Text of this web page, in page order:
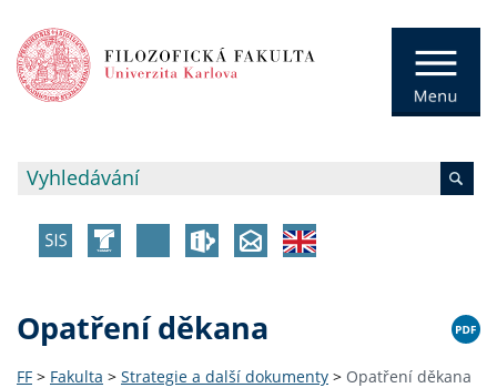
Opatření děkana
FF > Fakulta > Strategie a další dokumenty > Opatření děkana